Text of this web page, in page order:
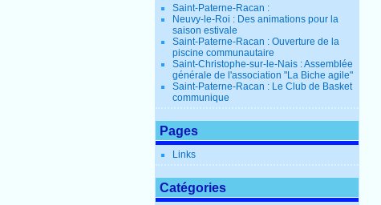
Saint-Paterne-Racan :
Neuvy-le-Roi : Des animations pour la
saison estivale
Saint-Paterne-Racan : Ouverture de la
piscine communautaire
Saint-Christophe-sur-le-Nais : Assemblée
générale de l'association "La Biche agile"
Saint-Paterne-Racan : Le Club de Basket
communique
Pages
Links
Catégories